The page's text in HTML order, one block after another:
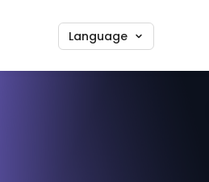
Language